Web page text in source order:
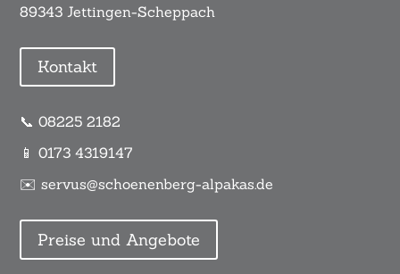
89343 Jettingen-Scheppach
Kontakt
📞 08225 2182
📱 0173 4319147
✉️ servus@schoenenberg-alpakas.de
Preise und Angebote